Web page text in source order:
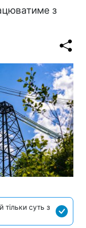
з
суть з